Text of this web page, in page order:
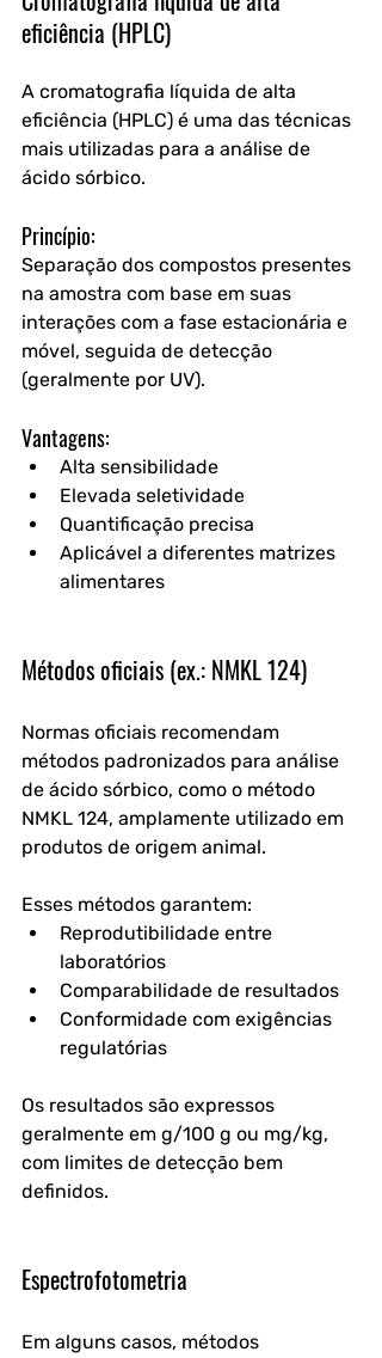
eficiência (HPLC)
A cromatografia líquida de alta
eficiência (HPLC) é uma das técnicas
mais utilizadas para a análise de
ácido sórbico.
Princípio:
Separação dos compostos presentes
na amostra com base em suas
interações com a fase estacionária e
móvel, seguida de detecção
(geralmente por UV).
Vantagens:
Alta sensibilidade
Elevada seletividade
Quantificação precisa
Aplicável a diferentes matrizes
alimentares
Métodos oficiais (ex.: NMKL 124)
Normas oficiais recomendam
métodos padronizados para análise
de ácido sórbico, como o método
NMKL 124, amplamente utilizado em
produtos de origem animal.
Esses métodos garantem:
Reprodutibilidade entre
laboratórios
Comparabilidade de resultados
Conformidade com exigências
regulatórias
Os resultados são expressos
geralmente em g/100 g ou mg/kg,
com limites de detecção bem
definidos.
Espectrofotometria
Em alguns casos, métodos